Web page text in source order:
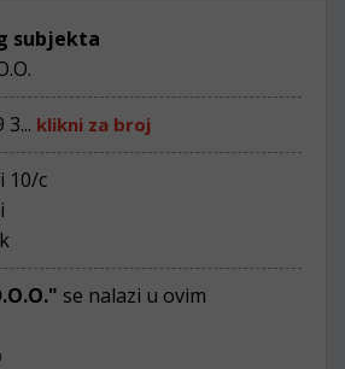
subjekta
3... klikni za broj
10/c
se nalazi u ovim